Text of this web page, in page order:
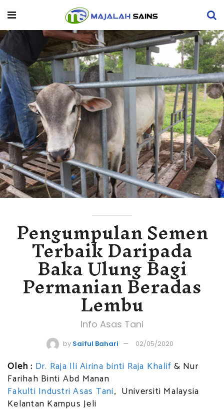
Pengumpulan Semen
Terbaik Daripada
Baka Ulung Bagi
Permanian Beradas
Lembu
Info Asas Tani
by Saiful Bahari 02/05/2020
Oleh : Dr. Raja Ili Airina binti Raja Khalif & Nur
Farihah Binti Abd Manan
Fakulti Industri Asas Tani, Universiti Malaysia
Kelantan Kampus Jeli